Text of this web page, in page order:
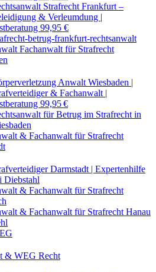
Strafrecht Frankfurt –
& Verleumdung |
99,95 €
betrug-frankfurt-rechtsanwalt
Fachanwalt für Strafrecht
Anwalt Wiesbaden |
& Fachanwalt |
99,95 €
für Betrug im Strafrecht in
& Fachanwalt für Strafrecht
Darmstadt | Expertenhilfe
Diebstahl
& Fachanwalt für Strafrecht
& Fachanwalt für Strafrecht Hanau
& WEG Recht